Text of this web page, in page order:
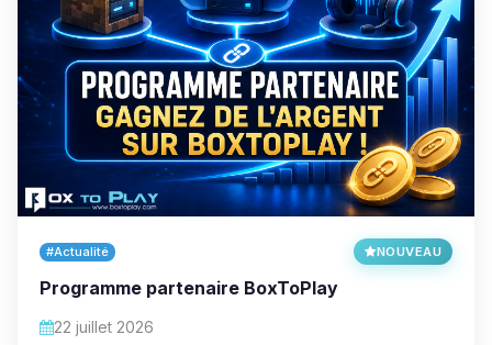
#Actualité NOUVEAU
Programme partenaire BoxToPlay
22 juillet 2026